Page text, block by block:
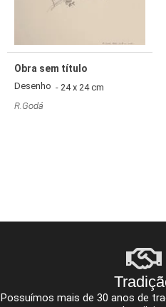
Obra sem título
Desenho - 24 x 24 cm
R.Godá
Possuímos mais de 30 anos de